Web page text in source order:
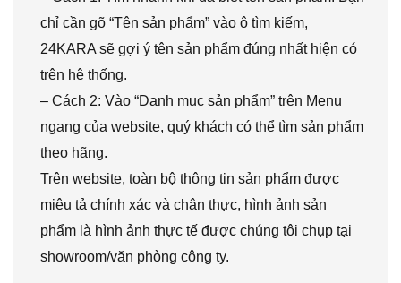
chỉ cần gõ “Tên sản phẩm” vào ô tìm kiếm,
24KARA sẽ gợi ý tên sản phẩm đúng nhất hiện có
trên hệ thống.
– Cách 2: Vào “Danh mục sản phẩm” trên Menu
ngang của website, quý khách có thể tìm sản phẩm
theo hãng.
Trên website, toàn bộ thông tin sản phẩm được
miêu tả chính xác và chân thực, hình ảnh sản
phẩm là hình ảnh thực tế được chúng tôi chụp tại
showroom/văn phòng công ty.